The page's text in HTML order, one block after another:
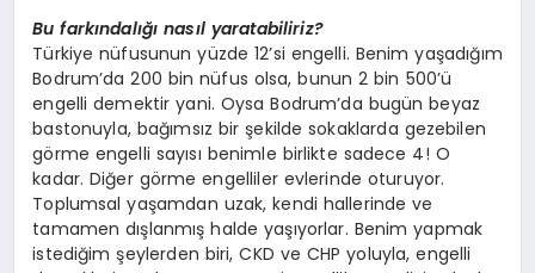
Bu farkındalığı nasıl yaratabiliriz?
Türkiye nüfusunun yüzde 12’si engelli. Benim yaşadığım
Bodrum’da 200 bin nüfus olsa, bunun 2 bin 500’ü
engelli demektir yani. Oysa Bodrum’da bugün beyaz
bastonuyla, bağımsız bir şekilde sokaklarda gezebilen
görme engelli sayısı benimle birlikte sadece 4! O
kadar. Diğer görme engelliler evlerinde oturuyor.
Toplumsal yaşamdan uzak, kendi hallerinde ve
tamamen dışlanmış halde yaşıyorlar. Benim yapmak
istediğim şeylerden biri, CKD ve CHP yoluyla, engelli